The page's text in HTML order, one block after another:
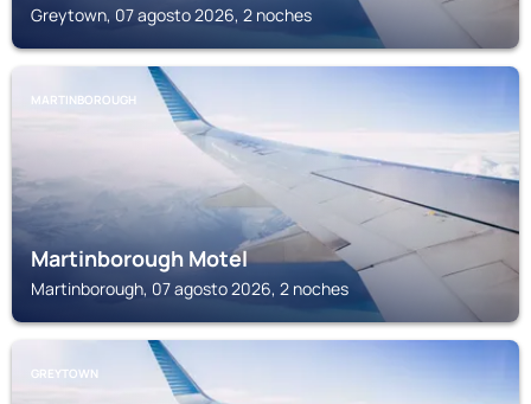
Greytown, 07 agosto 2026, 2 noches
MARTINBOROUGH
Martinborough Motel
Martinborough, 07 agosto 2026, 2 noches
GREYTOWN